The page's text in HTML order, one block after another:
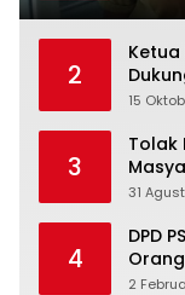
2
15
3
Tolak
31
4
DPD
2